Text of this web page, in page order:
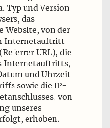
Typ und Version
das
Website, von der
Internetauftritt
URL), die
Internetauftritts,
und Uhrzeit
sowie die IP-
von
unseres
erhoben.